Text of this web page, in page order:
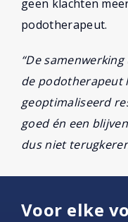
geen klachten
podotherapeut.
“De
de podotherapeut
geoptimaliseerd
goed én een
dus niet
Voor elke